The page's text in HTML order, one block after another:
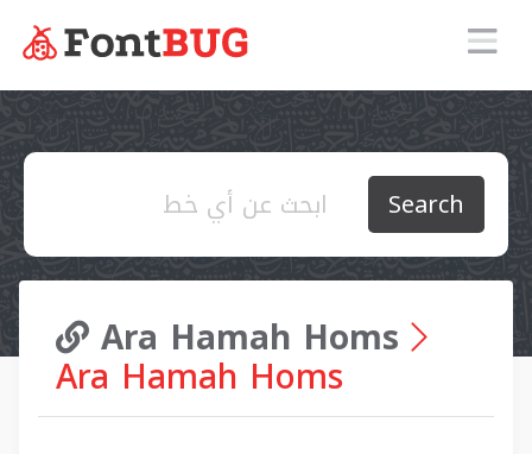
Search
Ara Hamah Homs
Ara Hamah Homs